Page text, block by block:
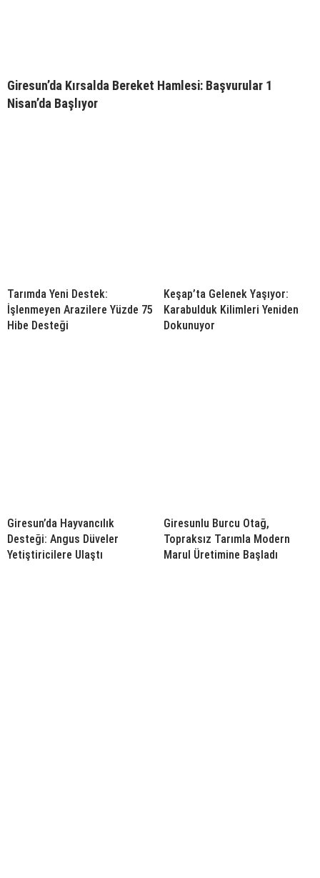
Giresun’da Kırsalda Bereket Hamlesi: Başvurular 1
Nisan’da Başlıyor
Tarımda Yeni Destek:
İşlenmeyen Arazilere Yüzde 75
Hibe Desteği
Keşap’ta Gelenek Yaşıyor:
Karabulduk Kilimleri Yeniden
Dokunuyor
Giresun’da Hayvancılık
Desteği: Angus Düveler
Yetiştiricilere Ulaştı
Giresunlu Burcu Otağ,
Topraksız Tarımla Modern
Marul Üretimine Başladı